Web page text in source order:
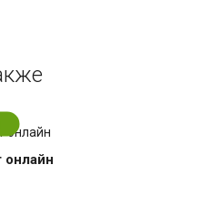
онлайн